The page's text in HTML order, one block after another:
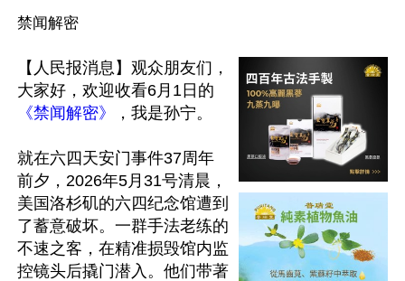
禁闻解密
【人民报消息】观众朋友们，
大家好，欢迎收看6月1日的
《禁闻解密》
，我是孙宁。
就在六四天安门事件37周年
前夕，2026年5月31号清晨，
美国洛杉矶的六四纪念馆遭到
了蓄意破坏。一群手法老练的
不速之客，在精准损毁馆内监
控镜头后撬门潜入。他们带著